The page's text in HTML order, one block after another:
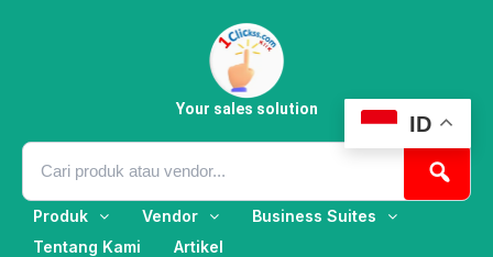
Your sales solution
Produk Vendor
Business Suites
Tentang Kami
Artikel
ID